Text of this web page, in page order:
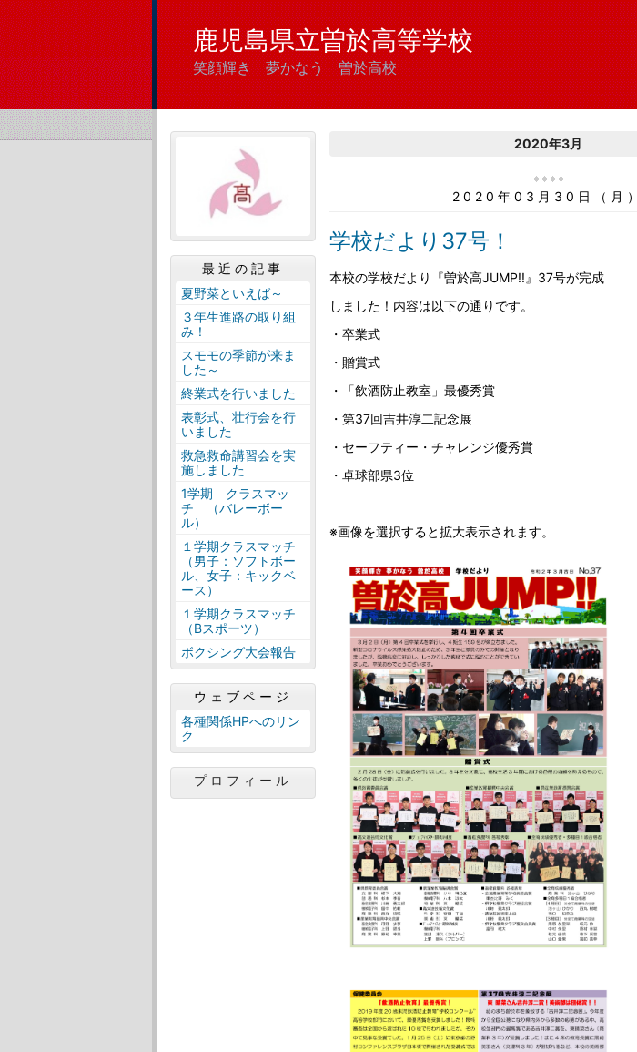
鹿児島県立曽於高等学校
笑顔輝き 夢かなう 曽於高校
2020年3月
2020年03月30日（月）
学校だより37号！
本校の学校だより『曽於高JUMP!!』37号が完成
しました！内容は以下の通りです。
・卒業式
・贈賞式
・「飲酒防止教室」最優秀賞
・第37回吉井淳二記念展
・セーフティー・チャレンジ優秀賞
・卓球部県3位
※画像を選択すると拡大表示されます。
最近の記事
夏野菜といえば～
３年生進路の取り組
み！
スモモの季節が来ま
した～
終業式を行いました
表彰式、壮行会を行
いました
救急救命講習会を実
施しました
1学期 クラスマッ
チ （バレーボー
ル）
１学期クラスマッチ
（男子：ソフトボー
ル、女子：キックベ
ース）
１学期クラスマッチ
（Bスポーツ）
ボクシング大会報告
ウェブページ
各種関係HPへのリン
ク
プロフィール